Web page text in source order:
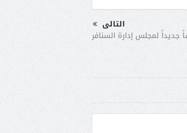
التالى
جديداً لمجلس إدارة السنافر